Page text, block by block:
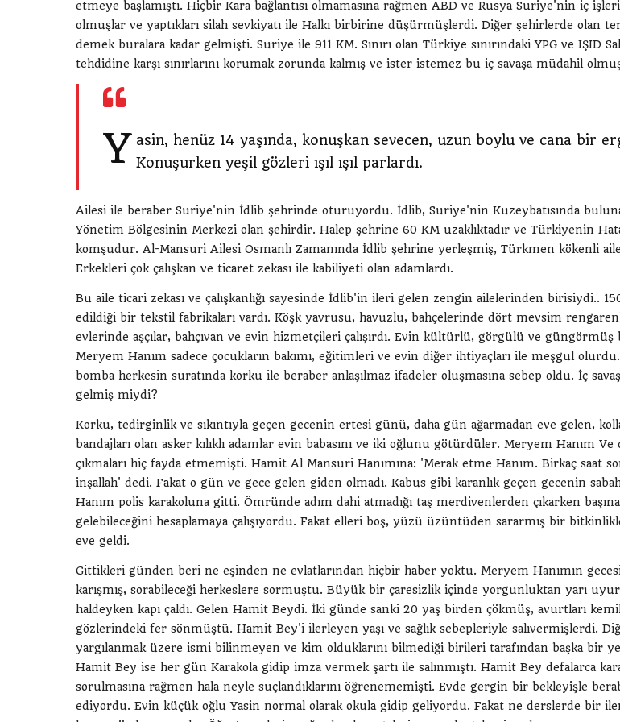
etmeye başlamıştı. Hiçbir Kara bağlantısı olmamasına rağmen ABD ve Rusya Suriye'nin iç
olmuşlar ve yaptıkları silah sevkiyatı ile Halkı birbirine düşürmüşlerdi. Diğer şehirlerde olan
demek buralara kadar gelmişti. Suriye ile 911 KM. Sınırı olan Türkiye sınırındaki YPG ve IŞID
tehdidine karşı sınırlarını korumak zorunda kalmış ve ister istemez bu iç savaşa müdahil
Y asin, henüz 14 yaşında, konuşkan sevecen, uzun boylu ve cana bir
Konuşurken yeşil gözleri ışıl ışıl parlardı.
Ailesi ile beraber Suriye'nin İdlib şehrinde oturuyordu. İdlib, Suriye'nin Kuzeybatısında
Yönetim Bölgesinin Merkezi olan şehirdir. Halep şehrine 60 KM uzaklıktadır ve Türkiyenin
komşudur. Al-Mansuri Ailesi Osmanlı Zamanında İdlib şehrine yerleşmiş, Türkmen kökenli
Erkekleri çok çalışkan ve ticaret zekası ile kabiliyeti olan adamlardı.
Bu aile ticari zekası ve çalışkanlığı sayesinde İdlib'in ileri gelen zengin ailelerinden birisiydi..
edildiği bir tekstil fabrikaları vardı. Köşk yavrusu, havuzlu, bahçelerinde dört mevsim
evlerinde aşçılar, bahçıvan ve evin hizmetçileri çalışırdı. Evin kültürlü, görgülü ve güngörmüş
Meryem Hanım sadece çocukların bakımı, eğitimleri ve evin diğer ihtiyaçları ile meşgul
bomba herkesin suratında korku ile beraber anlaşılmaz ifadeler oluşmasına sebep oldu. İç
gelmiş miydi?
Korku, tedirginlik ve sıkıntıyla geçen gecenin ertesi günü, daha gün ağarmadan eve gelen,
bandajları olan asker kılıklı adamlar evin babasını ve iki oğlunu götürdüler. Meryem Hanım
çıkmaları hiç fayda etmemişti. Hamit Al Mansuri Hanımına: 'Merak etme Hanım. Birkaç saat
inşallah' dedi. Fakat o gün ve gece gelen giden olmadı. Kabus gibi karanlık geçen gecenin
Hanım polis karakoluna gitti. Ömründe adım dahi atmadığı taş merdivenlerden çıkarken
gelebileceğini hesaplamaya çalışıyordu. Fakat elleri boş, yüzü üzüntüden sararmış bir
eve geldi.
Gittikleri günden beri ne eşinden ne evlatlarından hiçbir haber yoktu. Meryem Hanımın
karışmış, sorabileceği herkeslere sormuştu. Büyük bir çaresizlik içinde yorgunluktan yarı
haldeyken kapı çaldı. Gelen Hamit Beydi. İki günde sanki 20 yaş birden çökmüş, avurtları
gözlerindeki fer sönmüştü. Hamit Bey'i ilerleyen yaşı ve sağlık sebepleriyle salıvermişlerdi.
yargılanmak üzere ismi bilinmeyen ve kim olduklarını bilmediği birileri tarafından başka bir
Hamit Bey ise her gün Karakola gidip imza vermek şartı ile salınmıştı. Hamit Bey defalarca
sorulmasına rağmen hala neyle suçlandıklarını öğrenememişti. Evde gergin bir bekleyişle
ediyordu. Evin küçük oğlu Yasin normal olarak okula gidip geliyordu. Fakat ne derslerde bir